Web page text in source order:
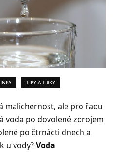
TIPY A TRIKY
malichernost, ale pro řadu
voda po dovolené zdrojem
po čtrnácti dnech a
u vody?Voda